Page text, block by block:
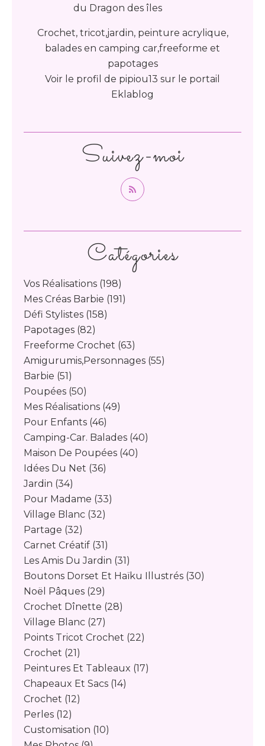
Catégories
Vos Réalisations (198)
Mes Créas Barbie (191)
Défi Stylistes (158)
Papotages (82)
Freeforme Crochet (63)
Amigurumis,personnages (55)
Barbie (51)
Poupées (50)
Mes Réalisations (49)
Pour Enfants (46)
Camping-Car. Balades (40)
Maison De Poupées (40)
Idées Du Net (36)
Jardin (34)
Pour Madame (33)
Village Blanc (32)
Partage (32)
Carnet Créatif (31)
Les Amis Du Jardin (31)
Boutons Dorset Et Haïku Illustrés (30)
Noël Pâques (29)
Crochet Dînette (28)
Village Blanc (27)
Points Tricot Crochet (22)
Crochet (21)
Peintures Et Tableaux (17)
Chapeaux Et Sacs (14)
Crochet (12)
Perles (12)
Customisation (10)
Crochet, tricot,jardin, peinture acrylique,
balades en camping car,freeforme et
papotages
Voir le profil de pipiou13 sur le portail
Eklablog
Suivez-moi